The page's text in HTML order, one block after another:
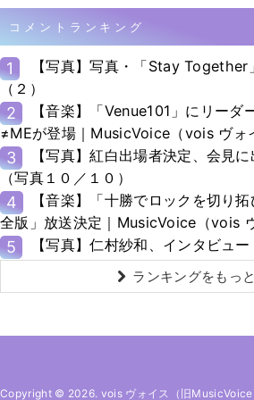
コメントランキング
1
【写真】写真・「Stay Together
（２）
2
【音楽】「Venue101」にリーダ
≠MEが登場｜MusicVoice（vois ヴォ
3
【写真】紅白出場者決定、会見
（写真１０／１０）
4
【音楽】「十勝でロックを切り
全版」放送決定｜MusicVoice（vois
5 【写真】仁村紗和、インタビュー
ランキングをもっ
Copyright © 2026. vois ヴォイス（旧MusicVoice